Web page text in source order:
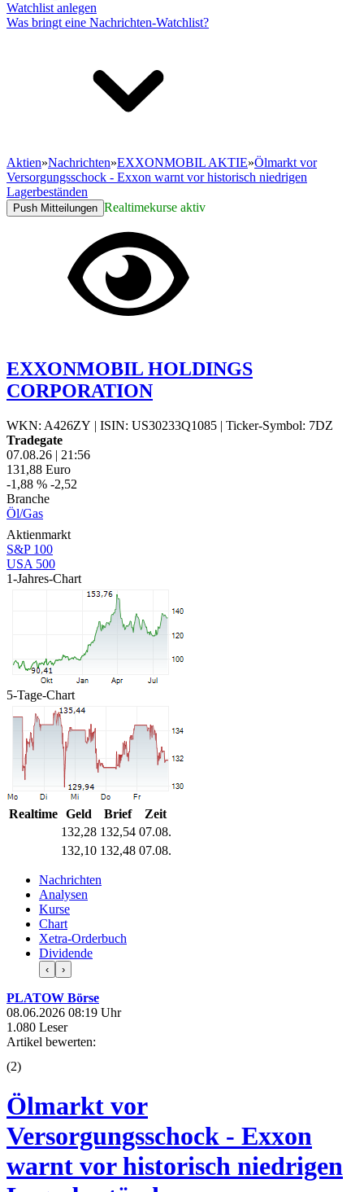
Watchlist anlegen
Was bringt eine Nachrichten-Watchlist?
Aktien»Nachrichten»EXXONMOBIL AKTIE»Ölmarkt vor
Versorgungsschock - Exxon warnt vor historisch niedrigen
Lagerbeständen
Push Mitteilungen Realtimekurse aktiv
EXXONMOBIL HOLDINGS
CORPORATION
WKN: A426ZY | ISIN: US30233Q1085 | Ticker-Symbol: 7DZ
Tradegate
07.08.26 | 21:56
131,88 Euro
-1,88 % -2,52
Branche
Öl/Gas
Aktienmarkt
S&P 100
USA 500
1-Jahres-Chart
5-Tage-Chart
Realtime Geld Brief
Zeit
132,28 132,54 07.08.
132,10 132,48 07.08.
Nachrichten
Analysen
Kurse
Chart
Xetra-Orderbuch
Dividende
‹ ›
PLATOW Börse
08.06.2026 08:19 Uhr
1.080 Leser
Artikel bewerten:
(2)
Ölmarkt vor
Versorgungsschock - Exxon
warnt vor historisch niedrigen